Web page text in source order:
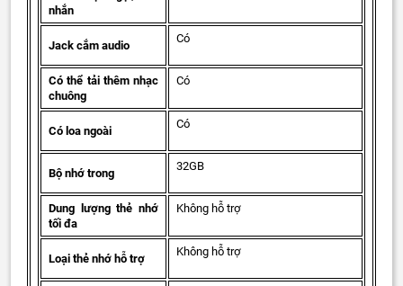
nhắn
Jack cắm audio
Có
Có thể tải thêm nhạc
chuông
Có
Có loa ngoài
Có
Bộ nhớ trong
32GB
Dung lượng thẻ nhớ
tối đa
Không hỗ trợ
Loại thẻ nhớ hỗ trợ
Không hỗ trợ